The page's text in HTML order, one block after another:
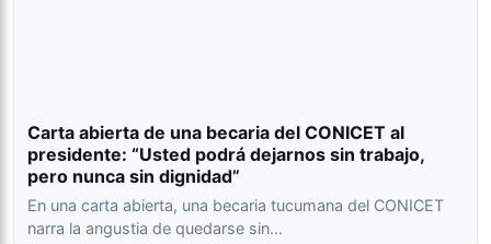
Carta abierta de una becaria del CONICET al
presidente: “Usted podrá dejarnos sin trabajo,
pero nunca sin dignidad”
En una carta abierta, una becaria tucumana del CONICET
narra la angustia de quedarse sin…